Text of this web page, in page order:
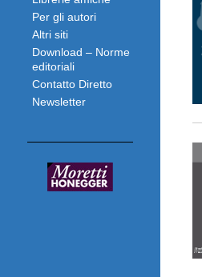
Per gli autori
Altri siti
Download – Norme
editoriali
Contatto Diretto
Newsletter